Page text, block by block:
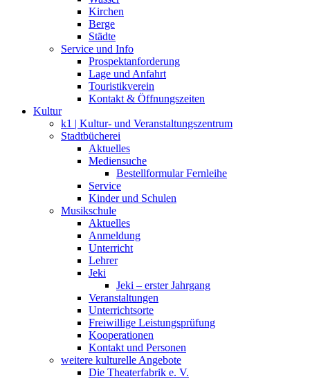
Kirchen
Berge
Städte
Service und Info
Prospektanforderung
Lage und Anfahrt
Touristikverein
Kontakt & Öffnungszeiten
Kultur
k1 | Kultur- und Veranstaltungszentrum
Stadtbücherei
Aktuelles
Mediensuche
Bestellformular Fernleihe
Service
Kinder und Schulen
Musikschule
Aktuelles
Anmeldung
Unterricht
Lehrer
Jeki
Jeki – erster Jahrgang
Veranstaltungen
Unterrichtsorte
Freiwillige Leistungsprüfung
Kooperationen
Kontakt und Personen
weitere kulturelle Angebote
Die Theaterfabrik e. V.